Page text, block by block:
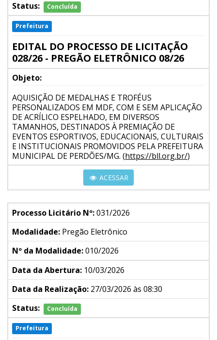
Status:
Concluída
Prefeitura
EDITAL DO PROCESSO DE LICITAÇÃO
028/26 - PREGÃO ELETRÔNICO 08/26
Objeto:
AQUISIÇÃO DE MEDALHAS E TROFÉUS
PERSONALIZADOS EM MDF, COM E SEM APLICAÇÃO
DE ACRÍLICO ESPELHADO, EM DIVERSOS
TAMANHOS, DESTINADOS À PREMIAÇÃO DE
EVENTOS ESPORTIVOS, EDUCACIONAIS, CULTURAIS
E INSTITUCIONAIS PROMOVIDOS PELA PREFEITURA
MUNICIPAL DE PERDÕES/MG. (https://bll.org.br/)
ACESSAR
Processo Licitário Nº:031/2026
Modalidade: Pregão Eletrônico
Nº da Modalidade:010/2026
Data da Abertura: 10/03/2026
Data da Realização: 27/03/2026 às 08:30
Status:
Concluída
Prefeitura